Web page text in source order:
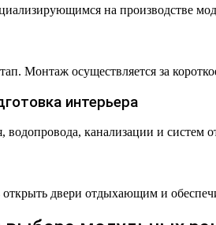
на производстве
Монтаж осуществляется за
интерьера
водопровода, канализации и
двери отдыхающим и